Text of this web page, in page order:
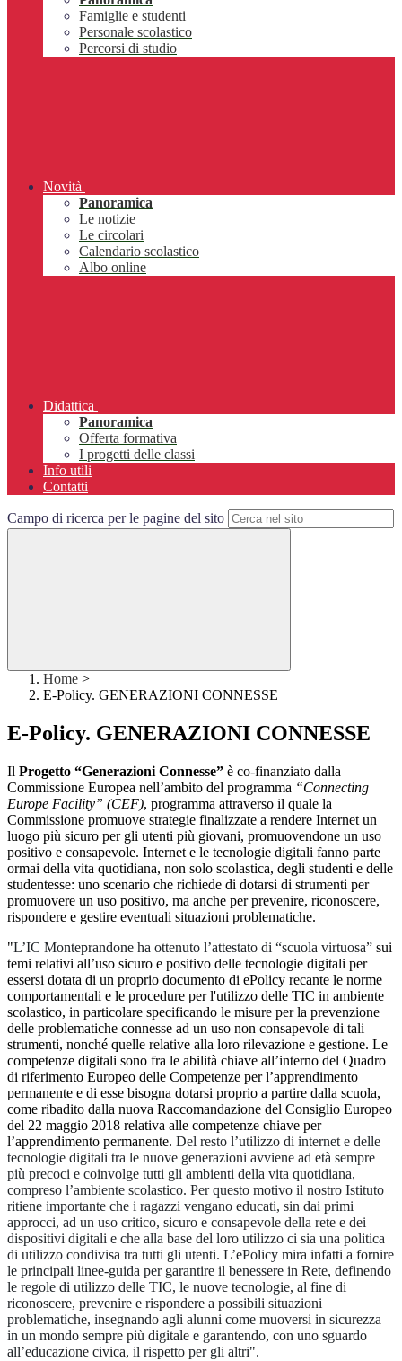
Famiglie e studenti
Personale scolastico
Percorsi di studio
Novità
Panoramica
Le notizie
Le circolari
Calendario scolastico
Albo online
Didattica
Panoramica
Offerta formativa
I progetti delle classi
Info utili
Contatti
Campo di ricerca per le pagine del sito
Home >
E-Policy. GENERAZIONI CONNESSE
E-Policy. GENERAZIONI CONNESSE
Il Progetto “Generazioni Connesse” è co-finanziato dalla
Commissione Europea nell’ambito del programma “Connecting
Europe Facility” (CEF), programma attraverso il quale la
Commissione promuove strategie finalizzate a rendere Internet un
luogo più sicuro per gli utenti più giovani, promuovendone un uso
positivo e consapevole. Internet e le tecnologie digitali fanno parte
ormai della vita quotidiana, non solo scolastica, degli studenti e delle
studentesse: uno scenario che richiede di dotarsi di strumenti per
promuovere un uso positivo, ma anche per prevenire, riconoscere,
rispondere e gestire eventuali situazioni problematiche.
"L’IC Monteprandone ha ottenuto l’attestato di “scuola virtuosa” sui
temi relativi all’uso sicuro e positivo delle tecnologie digitali per
essersi dotata di un proprio documento di ePolicy recante le norme
comportamentali e le procedure per l'utilizzo delle TIC in ambiente
scolastico, in particolare specificando le misure per la prevenzione
delle problematiche connesse ad un uso non consapevole di tali
strumenti, nonché quelle relative alla loro rilevazione e gestione. Le
competenze digitali sono fra le abilità chiave all’interno del Quadro
di riferimento Europeo delle Competenze per l’apprendimento
permanente e di esse bisogna dotarsi proprio a partire dalla scuola,
come ribadito dalla nuova Raccomandazione del Consiglio Europeo
del 22 maggio 2018 relativa alle competenze chiave per
l’apprendimento permanente. Del resto l’utilizzo di internet e delle
tecnologie digitali tra le nuove generazioni avviene ad età sempre
più precoci e coinvolge tutti gli ambienti della vita quotidiana,
compreso l’ambiente scolastico. Per questo motivo il nostro Istituto
ritiene importante che i ragazzi vengano educati, sin dai primi
approcci, ad un uso critico, sicuro e consapevole della rete e dei
dispositivi digitali e che alla base del loro utilizzo ci sia una politica
di utilizzo condivisa tra tutti gli utenti. L’ePolicy mira infatti a fornire
le principali linee-guida per garantire il benessere in Rete, definendo
le regole di utilizzo delle TIC, le nuove tecnologie, al fine di
riconoscere, prevenire e rispondere a possibili situazioni
problematiche, insegnando agli alunni come muoversi in sicurezza
in un mondo sempre più digitale e garantendo, con uno sguardo
all’educazione civica, il rispetto per gli altri".